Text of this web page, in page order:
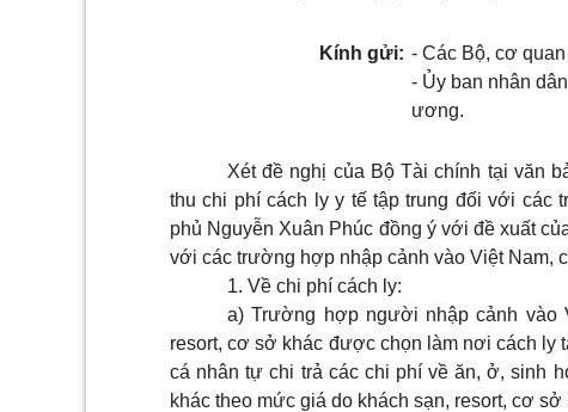
Kính gửi: - Các Bộ, cơ
- Ủy ban nhân
ương.
Xét đề nghị của Bộ Tài chính tại văn
thu chi phí cách ly y tế tập trung đối với các
phủ Nguyễn Xuân Phúc đồng ý với đề xuất
với các trường hợp nhập cảnh vào Việt Nam,
1. Về chi phí cách ly:
a) Trường hợp người nhập cảnh vào
resort, cơ sở khác được chọn làm nơi cách ly
cá nhân tự chi trả các chi phí về ăn, ở, sinh
khác theo mức giá do khách sạn, resort, cơ sở